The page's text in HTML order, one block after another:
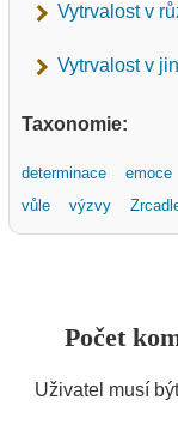
Vytrvalost v
Vytrvalost v
Taxonomie:
determinace emoce
vůle
výzvy
Počet
Uživatel musí